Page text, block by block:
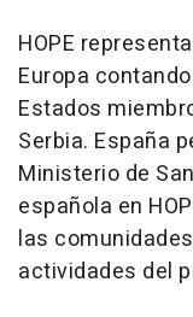
HOPE
Europa
Estados
Serbia. España
Ministerio de
española en
las
actividades del